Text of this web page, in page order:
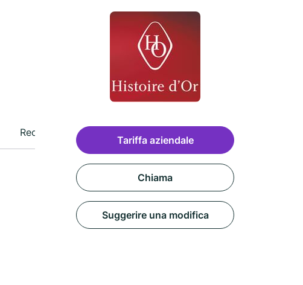
Recensione
Tariffa aziendale
Chiama
Suggerire una modifica